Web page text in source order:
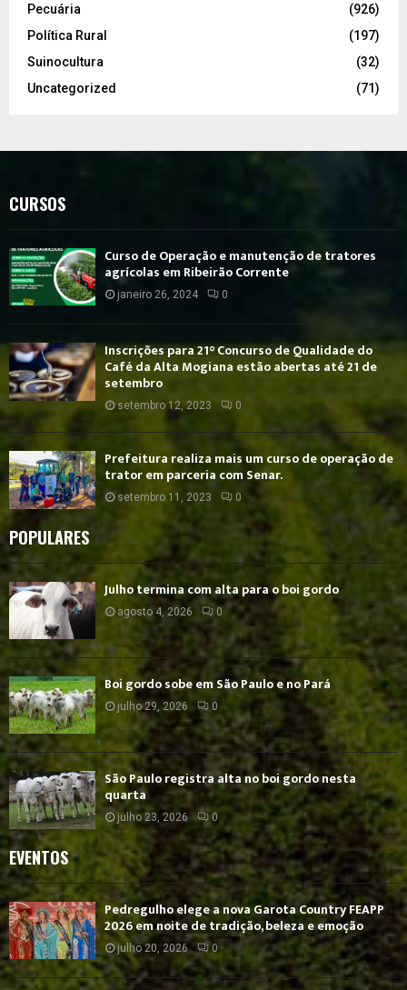
Pecuária
(926)
Política Rural
(197)
Suinocultura
(32)
Uncategorized
(71)
CURSOS
Curso de Operação e manutenção de tratores
agrícolas em Ribeirão Corrente
janeiro 26, 2024 0
Inscrições para 21° Concurso de Qualidade do
Café da Alta Mogiana estão abertas até 21 de
setembro
setembro 12, 2023 0
Prefeitura realiza mais um curso de operação de
trator em parceria com Senar.
setembro 11, 2023 0
POPULARES
Julho termina com alta para o boi gordo
agosto 4, 2026 0
Boi gordo sobe em São Paulo e no Pará
julho 29, 2026 0
São Paulo registra alta no boi gordo nesta
quarta
julho 23, 2026 0
EVENTOS
Pedregulho elege a nova Garota Country FEAPP
2026 em noite de tradição, beleza e emoção
julho 20, 2026 0